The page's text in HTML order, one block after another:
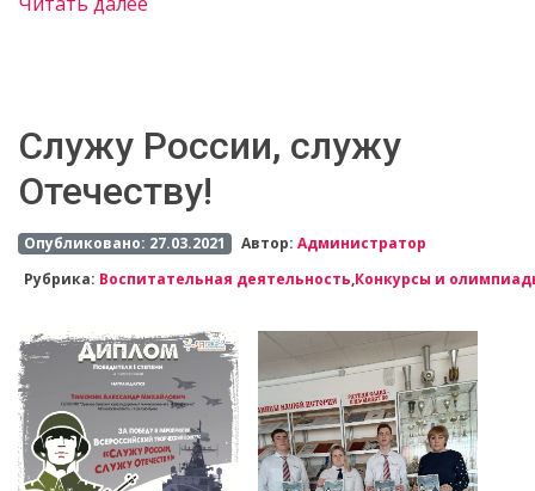
Служу России, служу
Отечеству!
Опубликовано: 27.03.2021 Автор:Администратор
Рубрика: Воспитательная деятельность,Конкурсы и